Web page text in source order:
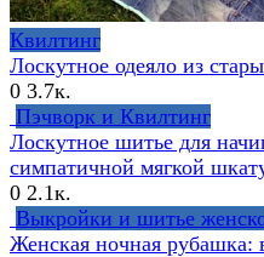
Квилтинг
Лоскутное одеяло из
0 3.7к.
Пэчворк и Квилтинг
Лоскутное шитье для
симпатичной мягкой
0 2.1к.
Выкройки и шитье
Женская ночная